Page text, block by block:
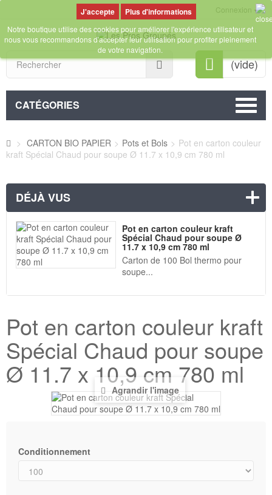
Connexion
Rechercher (vide)
CATÉGORIES
Plus d'informations
Notre boutique utilise des cookies pour améliorer l'expérience utilisateur et
nous vous recommandons d'accepter leur utilisation pour profiter pleinement
de votre navigation.
> CARTON BIO PAPIER > Pots et Bols > Pot en carton couleur
kraft Spécial Chaud pour soupe Ø 11.7 x 10,9 cm 780 ml
DÉJÀ VUS
Pot en carton couleur kraft
Spécial Chaud pour soupe Ø
11.7 x 10,9 cm 780 ml
Carton de 100 Bol thermo pour
soupe...
Pot en carton couleur kraft
Spécial Chaud pour soupe
Ø 11.7 x 10,9 cm 780 ml
Agrandir l'image
Conditionnement